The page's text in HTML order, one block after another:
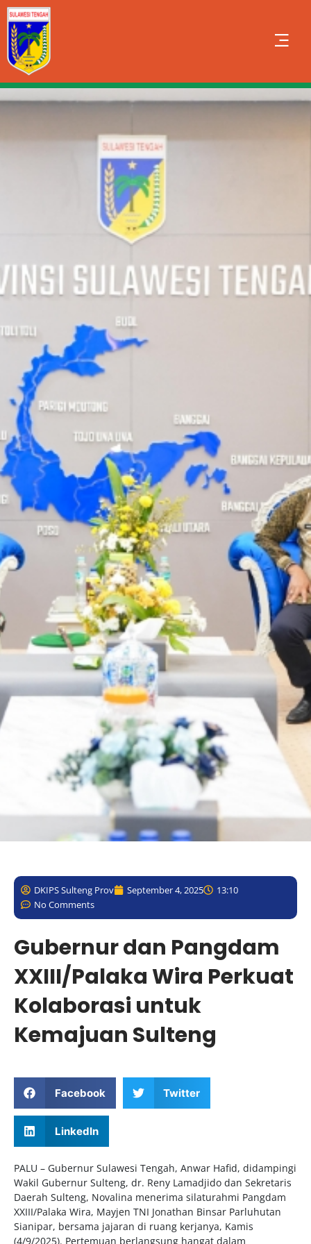
DKIPS Sulteng Prov September 4, 2025
13:10
No Comments
Gubernur dan Pangdam
XXIII/Palaka Wira Perkuat
Kolaborasi untuk
Kemajuan Sulteng
Facebook Twitter
LinkedIn
PALU – Gubernur Sulawesi Tengah, Anwar Hafid, didampingi
Wakil Gubernur Sulteng, dr. Reny Lamadjido dan Sekretaris
Daerah Sulteng, Novalina menerima silaturahmi Pangdam
XXIII/Palaka Wira, Mayjen TNI Jonathan Binsar Parluhutan
Sianipar, bersama jajaran di ruang kerjanya, Kamis
(4/9/2025). Pertemuan berlangsung hangat dalam